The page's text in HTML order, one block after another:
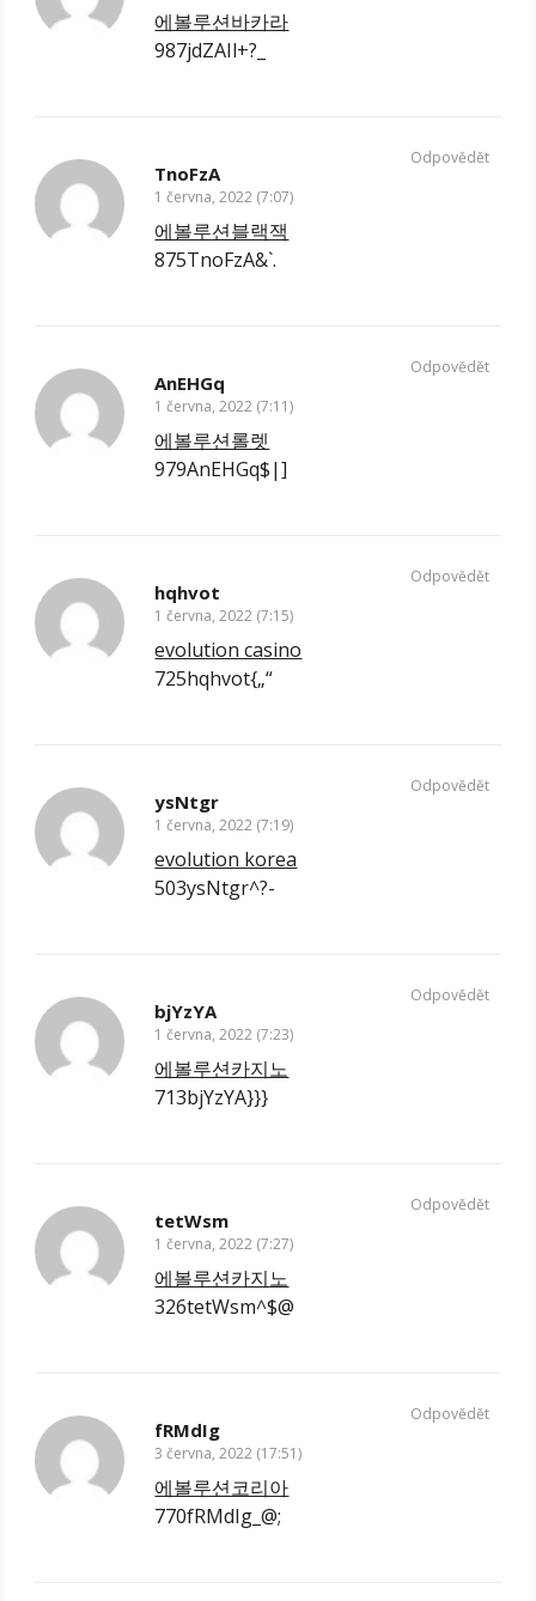
에볼루션바카라
987jdZAIl+?_
TnoFzA
1 června, 2022 (7:07)
에볼루션블랙잭
875TnoFzA&`.
Odpovědět
AnEHGq
1 června, 2022 (7:11)
에볼루션롤렛
979AnEHGq$|]
Odpovědět
hqhvot
1 června, 2022 (7:15)
evolution casino
725hqhvot{„“
Odpovědět
ysNtgr
1 června, 2022 (7:19)
evolution korea
503ysNtgr^?-
Odpovědět
bjYzYA
1 června, 2022 (7:23)
에볼루션카지노
713bjYzYA}}}
Odpovědět
tetWsm
1 června, 2022 (7:27)
에볼루션카지노
326tetWsm^$@
Odpovědět
fRMdIg
3 června, 2022 (17:51)
에볼루션코리아
770fRMdIg_@;
Odpovědět